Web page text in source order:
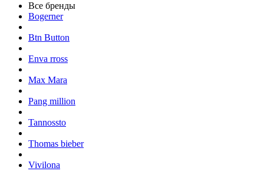
Все бренды
Bogerner
Btn Button
Enva rross
Max Mara
Pang million
Tannossto
Thomas bieber
Vivilona